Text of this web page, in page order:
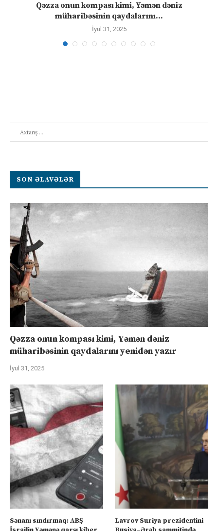
Qəzza onun kompası kimi, Yəmən dəniz
müharibəsinin qaydalarını...
İyul 31, 2025
SON ƏLAVƏLƏR
Qəzza onun kompası kimi, Yəmən dəniz
müharibəsinin qaydalarını yenidən yazır
İyul 31, 2025
Sənanı sındırmaq: ABŞ-
Lavrov Suriya prezidentini